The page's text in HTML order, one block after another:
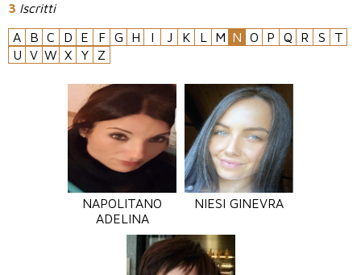
3 Iscritti
A
B C D E F G H I J K L M N O P Q R S
T
U
V W X Y Z
NAPOLITANO
ADELINA
NIESI GINEVRA